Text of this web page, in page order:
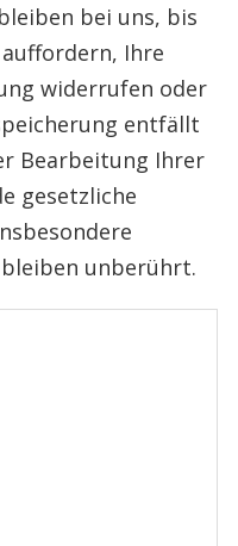
bei uns, bis
Ihre
widerrufen oder
entfällt
Bearbeitung Ihrer
gesetzliche
unberührt.